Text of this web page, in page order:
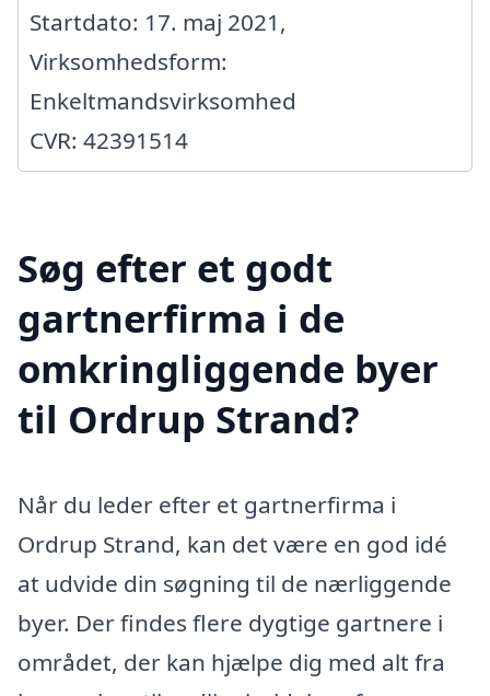
Startdato: 17. maj 2021,
Virksomhedsform:
Enkeltmandsvirksomhed
CVR: 42391514
Søg efter et godt
gartnerfirma i de
omkringliggende byer
til Ordrup Strand?
Når du leder efter et gartnerfirma i
Ordrup Strand, kan det være en god idé
at udvide din søgning til de nærliggende
byer. Der findes flere dygtige gartnere i
området, der kan hjælpe dig med alt fra